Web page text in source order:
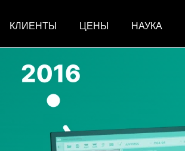
КЛИЕНТЫ ЦЕНЫ НАУКА